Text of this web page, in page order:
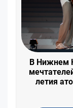
В Нижнем
летия